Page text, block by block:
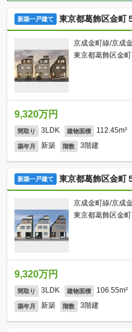
新築一戸建て 東京都葛飾区金町
京成金町線/京成
東京都葛飾区金町
9,320万円
間取り 3LDK 建物面積 112.45m²
築年月 新築 階数 3階建
新築一戸建て 東京都葛飾区金町
京成金町線/京成
東京都葛飾区金町
9,320万円
間取り 3LDK 建物面積 106.55m²
築年月 新築 階数 3階建